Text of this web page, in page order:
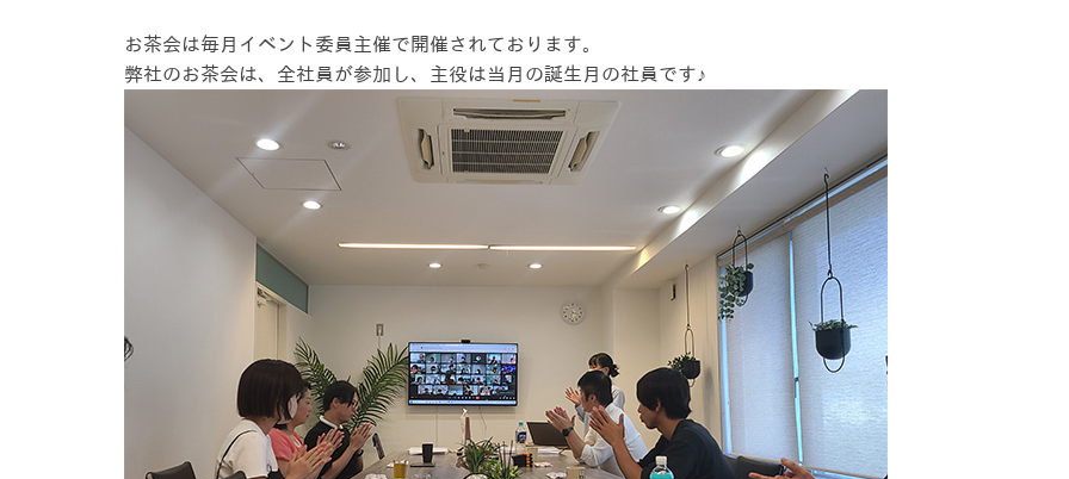
お茶会は毎月イベント委員主催で開催されております。
弊社のお茶会は、全社員が参加し、主役は当月の誕生月の社員です♪